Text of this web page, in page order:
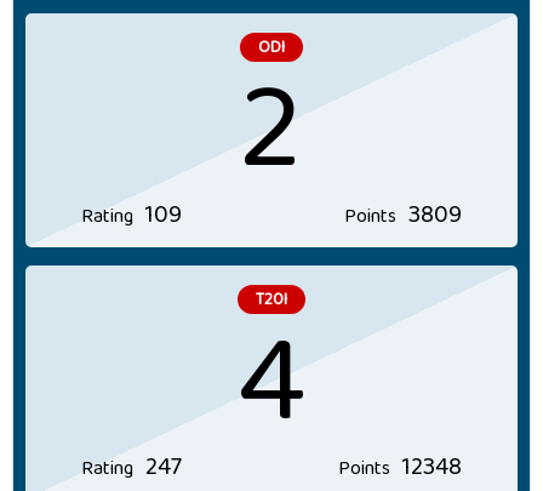
ODI
2
Rating 109 Points 3809
T20I
4
Rating 247 Points 12348